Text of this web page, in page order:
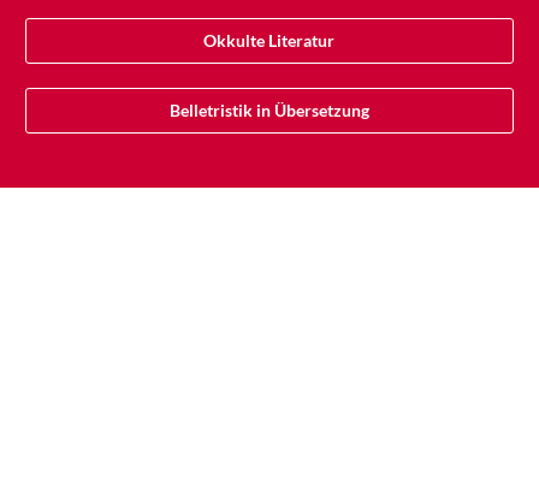
Okkulte Literatur
Belletristik in Übersetzung